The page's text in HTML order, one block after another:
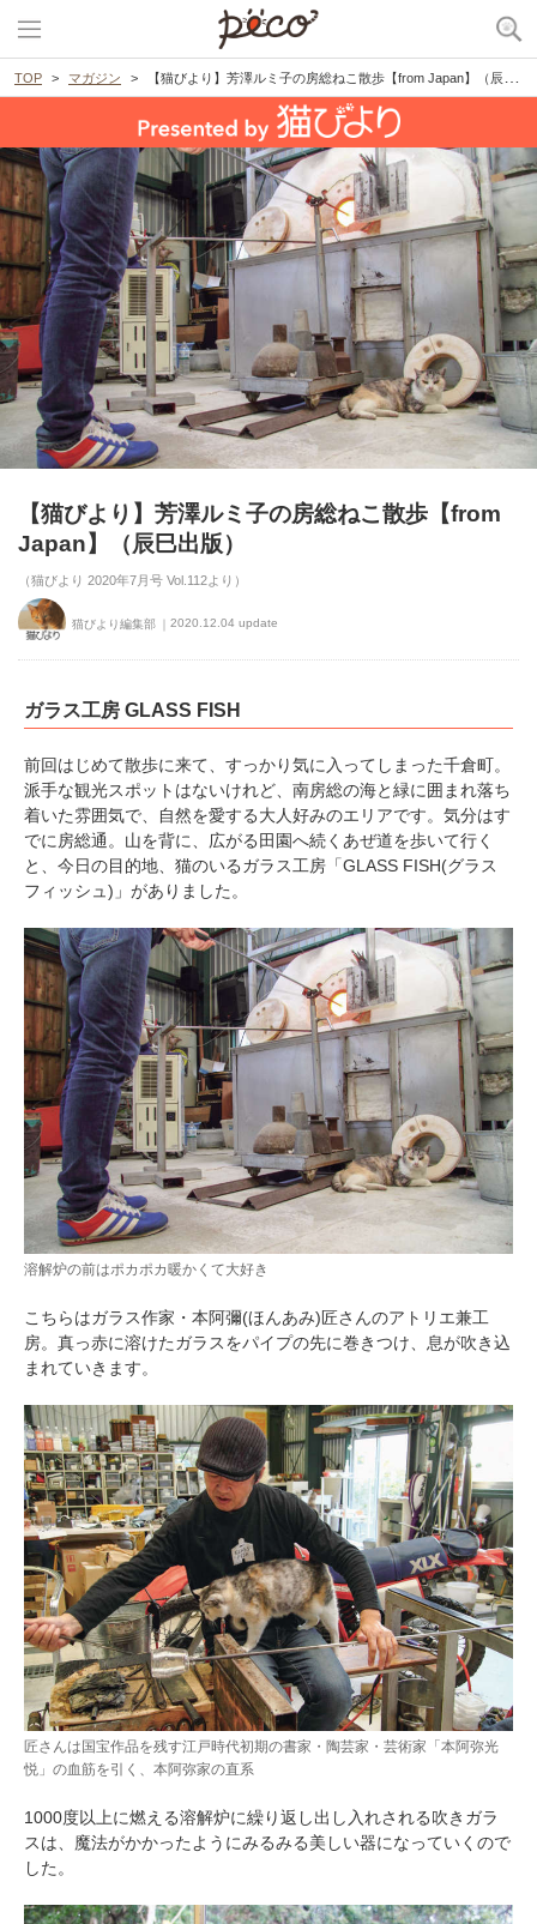
TOP マガジン 【猫びより】芳澤ルミ子の房総ねこ散歩【from Japan】（辰巳出版）
【猫びより】芳澤ルミ子の房総ねこ散歩【from
Japan】（辰巳出版）
（猫びより 2020年7月号 Vol.112より）
猫びより編集部 2020.12.04 update
ガラス工房 GLASS FISH
前回はじめて散歩に来て、すっかり気に入ってしまった千倉町。
派手な観光スポットはないけれど、南房総の海と緑に囲まれ落ち
着いた雰囲気で、自然を愛する大人好みのエリアです。気分はす
でに房総通。山を背に、広がる田園へ続くあぜ道を歩いて行く
と、今日の目的地、猫のいるガラス工房「GLASS FISH(グラス
フィッシュ)」がありました。
溶解炉の前はポカポカ暖かくて大好き
こちらはガラス作家・本阿彌(ほんあみ)匠さんのアトリエ兼工
房。真っ赤に溶けたガラスをパイプの先に巻きつけ、息が吹き込
まれていきます。
匠さんは国宝作品を残す江戸時代初期の書家・陶芸家・芸術家「本阿弥光
悦」の血筋を引く、本阿弥家の直系
1000度以上に燃える溶解炉に繰り返し出し入れされる吹きガラ
スは、魔法がかかったようにみるみる美しい器になっていくので
した。